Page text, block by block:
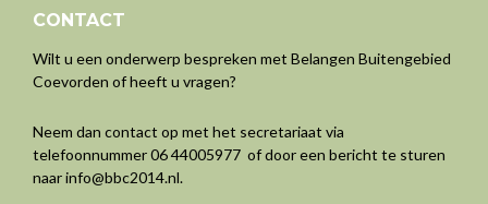
CONTACT
Wilt u een onderwerp bespreken met Belangen Buitengebied
Coevorden of heeft u vragen?
Neem dan contact op met het secretariaat via
telefoonnummer 06 44005977 of door een bericht te sturen
naarinfo@bbc2014.nl.